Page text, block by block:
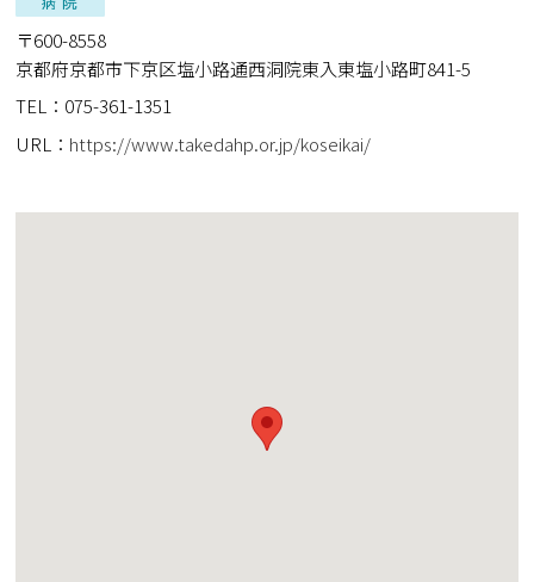
〒600-8558
京都府京都市下京区塩小路通西洞院東入東塩小路町841-5
TEL：075-361-1351
URL： https://www.takedahp.or.jp/koseikai/